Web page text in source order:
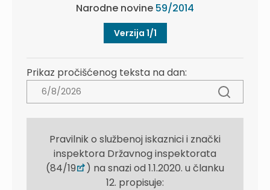
Narodne novine 59/2014
Verzija 1/1
Prikaz pročišćenog teksta na dan:
Pravilnik o službenoj iskaznici i znački
inspektora Državnog inspektorata
(84/19
) na snazi od 1.1.2020. u članku
12. propisuje: